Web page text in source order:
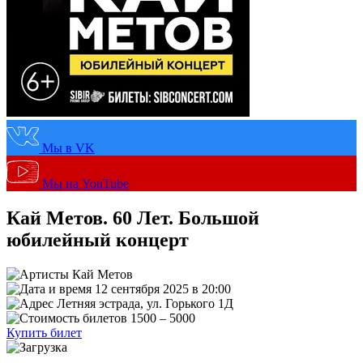
Мы в VK
Мы на YouTube
Кай Метов. 60 Лет. Большой
юбилейный концерт
Кай Метов
12 сентября 2025 в 20:00
Летняя эстрада, ул. Горького 1Д
1500 – 5000
Купить билет